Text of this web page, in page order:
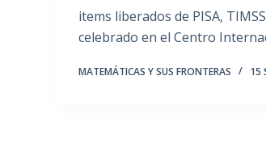
items liberados de PISA,
celebrado en el Centro
MATEMÁTICAS Y SUS FRONTERAS 15